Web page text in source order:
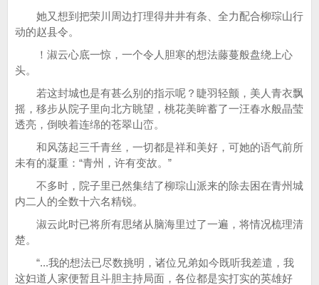
她又想到把荣川周边打理得井井有条、全力配合柳琮山行
动的赵县令。
！淑云心底一惊，一个令人胆寒的想法藤蔓般盘绕上心
头。
若这封城也是有甚么别的指示呢？睫羽轻颤，美人青衣飘
摇，移步从院子里向北方眺望，桃花美眸蓄了一汪春水般晶莹
透亮，倒映着连绵的苍翠山峦。
和风荡起三千青丝，一切都是祥和美好，可她的语气前所
未有的凝重：“青州，许有变故。”
不多时，院子里已然集结了柳琮山派来的除去困在青州城
内二人的全数十六名精锐。
淑云此时已将所有思绪从脑海里过了一遍，将情况梳理清
楚。
“...我的想法已尽数挑明，诸位兄弟如今既听我差遣，我
这妇道人家便暂且斗胆主持局面，各位都是实打实的英雄好